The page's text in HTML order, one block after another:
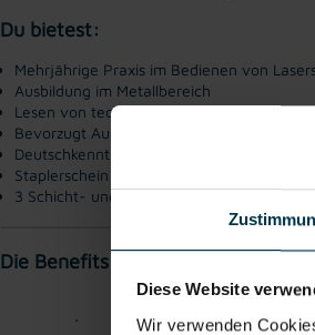
Diese Website
Wir verwenden
Du bietest:
Mehrjährige Praxis im Bedienen von
Ausbildung im Metallbereich
Lesen von technischen Zeichnungen
Bevorzugt Ausbildung in einem Metallberuf
Deutschkenntnisse
Staplerschein von Vorteil
3 Schicht- und Überstundenbereitschaft
Die Benefits: